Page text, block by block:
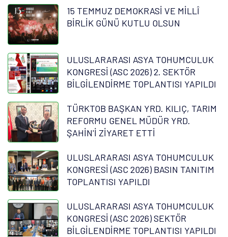
15 TEMMUZ DEMOKRASİ VE MİLLÎ
BİRLİK GÜNÜ KUTLU OLSUN
ULUSLARARASI ASYA TOHUMCULUK
KONGRESİ (ASC 2026) 2. SEKTÖR
BİLGİLENDİRME TOPLANTISI YAPILDI
TÜRKTOB BAŞKAN YRD. KILIÇ, TARIM
REFORMU GENEL MÜDÜR YRD.
ŞAHİN'İ ZİYARET ETTİ
ULUSLARARASI ASYA TOHUMCULUK
KONGRESİ (ASC 2026) BASIN TANITIM
TOPLANTISI YAPILDI
ULUSLARARASI ASYA TOHUMCULUK
KONGRESİ (ASC 2026) SEKTÖR
BİLGİLENDİRME TOPLANTISI YAPILDI